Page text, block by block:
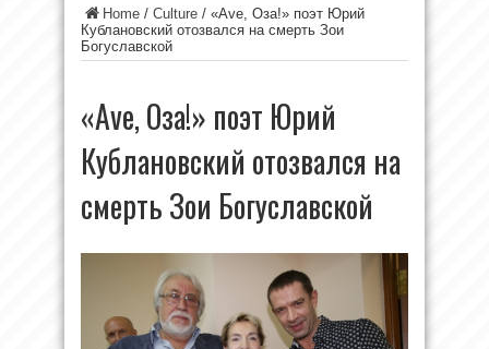
Home / Culture / «Ave, Оза!» поэт Юрий
Кублановский отозвался на смерть Зои
Богуславской
«Ave, Оза!» поэт Юрий
Кублановский отозвался на
смерть Зои Богуславской